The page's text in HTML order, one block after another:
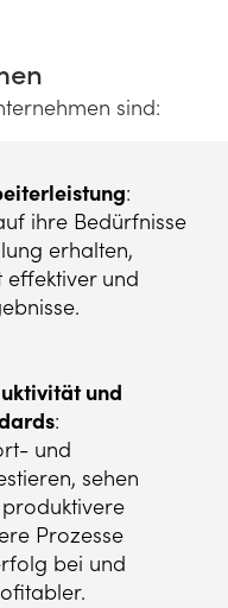
sind:
:
ihre Bedürfnisse
erhalten,
und
und
:
und
sehen
Prozesse
bei und